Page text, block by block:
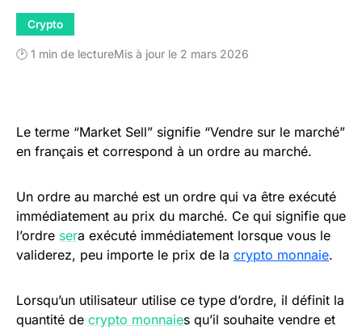
Crypto
🕑 1 min de lectureMis à jour le 2 mars 2026
Le terme “Market Sell” signifie “Vendre sur le marché”
en français et correspond à un ordre au marché.
Un ordre au marché est un ordre qui va être exécuté
immédiatement au prix du marché. Ce qui signifie que
l’ordre sera exécuté immédiatement lorsque vous le
validerez, peu importe le prix de la crypto monnaie.
Lorsqu’un utilisateur utilise ce type d’ordre, il définit la
quantité de crypto monnaies qu’il souhaite vendre et